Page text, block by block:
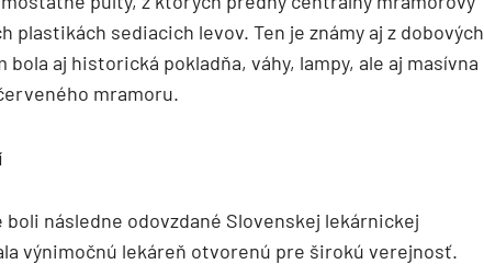
plastikách sediacich levov. Ten je známy aj z dobových
aj historická pokladňa, váhy, lampy, ale aj masívna
mramoru.
následne odovzdané Slovenskej lekárnickej
výnimočnú lekáreň otvorenú pre širokú verejnosť.